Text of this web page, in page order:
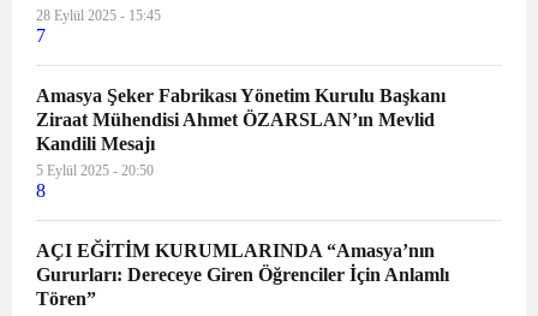
28 Eylül 2025 - 15:45
7
Amasya Şeker Fabrikası Yönetim Kurulu Başkanı
Ziraat Mühendisi Ahmet ÖZARSLAN’ın Mevlid
Kandili Mesajı
5 Eylül 2025 - 20:50
8
AÇI EĞİTİM KURUMLARINDA “Amasya’nın
Gururları: Dereceye Giren Öğrenciler İçin Anlamlı
Tören”